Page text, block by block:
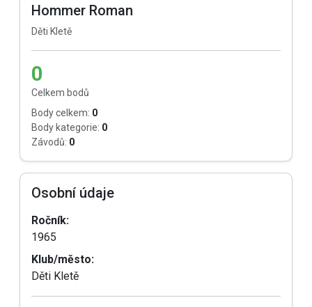
Hommer Roman
Děti Kletě
0
Celkem bodů
Body celkem: 0
Body kategorie: 0
Závodů: 0
Osobní údaje
Ročník:
1965
Klub/město:
Děti Kletě